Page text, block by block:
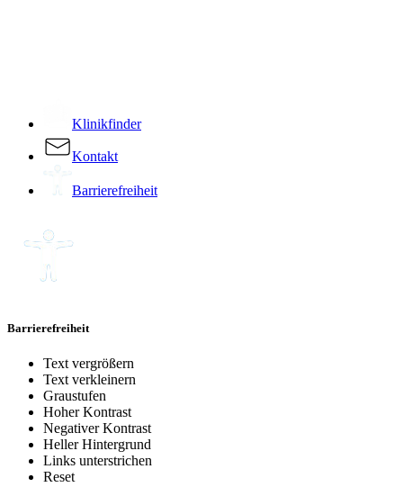
Klinikfinder
Kontakt
Barrierefreiheit
Barrierefreiheit
Text vergrößern
Text verkleinern
Graustufen
Hoher Kontrast
Negativer Kontrast
Heller Hintergrund
Links unterstrichen
Reset